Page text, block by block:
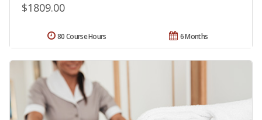
$1809.00
6 Months
80 Course Hours